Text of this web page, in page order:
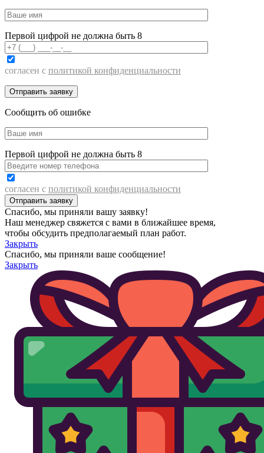
Первой цифрой не должна быть 8
согласен с политикой конфиденциальности
Сообщить об ошибке
Первой цифрой не должна быть 8
согласен с политикой конфиденциальности
Спасибо, мы приняли вашу заявку!
Наш менеджер свяжется с вами в ближайшее время,
чтобы обсудить предполагаемый план работ.
Закрыть
Спасибо, мы приняли ваше сообщение!
Закрыть